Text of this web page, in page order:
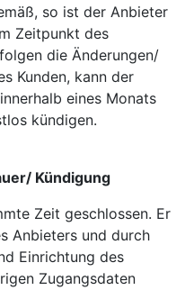
so ist der Anbieter
Zeitpunkt des
die Änderungen/
Kunden, kann der
eines Monats
kündigen.
Kündigung
Zeit geschlossen. Er
Anbieters und durch
Einrichtung des
Zugangsdaten